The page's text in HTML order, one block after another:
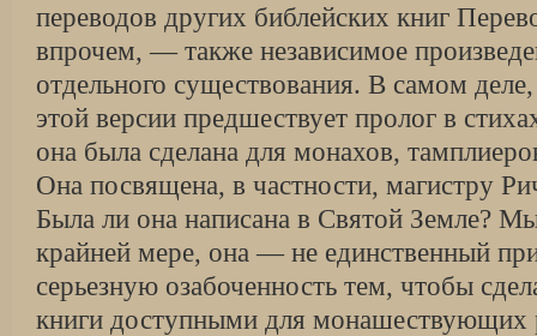
переводов других библейских книг
впрочем, — также независимое
отдельного существования. В самом
этой версии предшествует пролог в
она была сделана для монахов,
Она посвящена, в частности, магистру
Была ли она написана в Святой Земле?
крайней мере, она — не единственный
серьезную озабоченность тем, чтобы
книги доступными для монашествующих